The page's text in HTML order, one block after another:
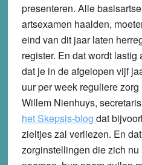
presenteren. Alle
artsexamen haalden,
eind van dit jaar laten
register. En dat wordt
dat je in de afgelopen vijf
uur per week reguliere
Willem Nienhuys,
het Skepsis-blog dat
zieltjes zal verliezen. En
zorginstellingen die zich nu